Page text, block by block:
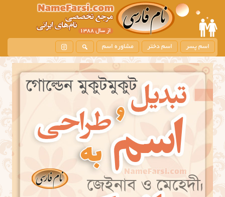
m
i
c
n
t
اسم پسر اسم دختر مشاوره اسم